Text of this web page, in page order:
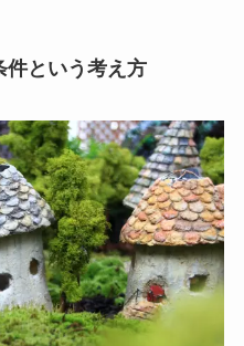
件という考え方